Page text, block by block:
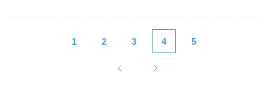
1 2 3 4 5